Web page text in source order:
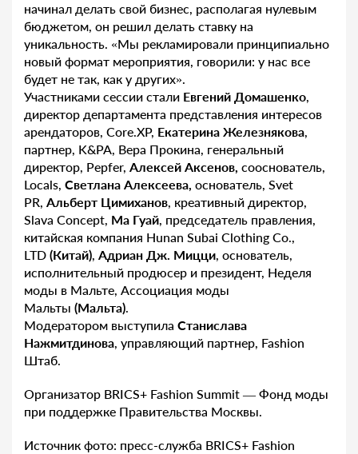
начинал делать свой бизнес, располагая нулевым
бюджетом, он решил делать ставку на
уникальность. «Мы рекламировали принципиально
новый формат мероприятия, говорили: у нас все
будет не так, как у других».
Участниками сессии стали Евгений Домашенко,
директор департамента представления интересов
арендаторов, Core.XP, Екатерина Железнякова,
партнер, K&PA, Вера Прокина, генеральный
директор, Pepfer, Алексей Аксенов, сооснователь,
Locals, Светлана Алексеева, основатель, Svet
PR, Альберт Цимиханов, креативный директор,
Slava Concept, Ма Гуай, председатель правления,
китайская компания Hunan Subai Clothing Co.,
LTD (Китай), Адриан Дж. Мицци, основатель,
исполнительный продюсер и президент, Неделя
моды в Мальте, Ассоциация моды
Мальты (Мальта).
Модератором выступила Станислава
Нажмитдинова, управляющий партнер, Fashion
Штаб.
Организатор BRICS+ Fashion Summit — Фонд моды
при поддержке Правительства Москвы.
Источник фото: пресс-служба BRICS+ Fashion